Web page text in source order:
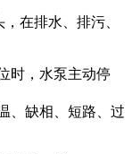
在排水、排污、
时，水泵主动停
缺相、短路、过